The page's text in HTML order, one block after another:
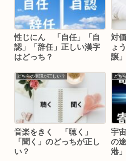
性じにん 「自任」「自
認」「辞任」正しい漢字
はどっち？
対
ょ
譲
どちらの表現が正しい？
音楽をきく 「聴く」
「聞く」のどっちが正し
い？
どち
宇
の
港